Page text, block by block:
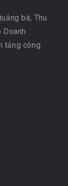
bá, Thu
Doanh
tảng công